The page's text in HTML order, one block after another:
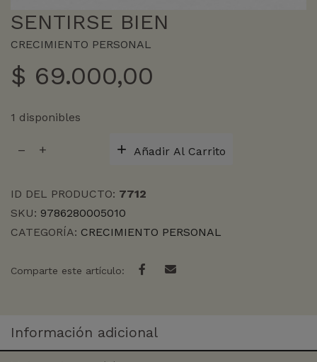
SENTIRSE BIEN
CRECIMIENTO PERSONAL
$ 69.000,00
1 disponibles
Añadir Al Carrito
ID DEL PRODUCTO: 7712
SKU: 9786280005010
CATEGORÍA: CRECIMIENTO PERSONAL
Comparte este artículo:
Información adicional